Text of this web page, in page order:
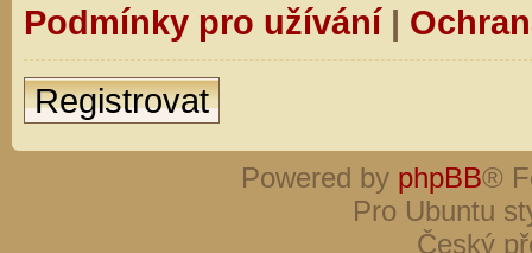
Podmínky pro užívání|
Registrovat
Powered by phpBB®
Pro Ubuntu
Český